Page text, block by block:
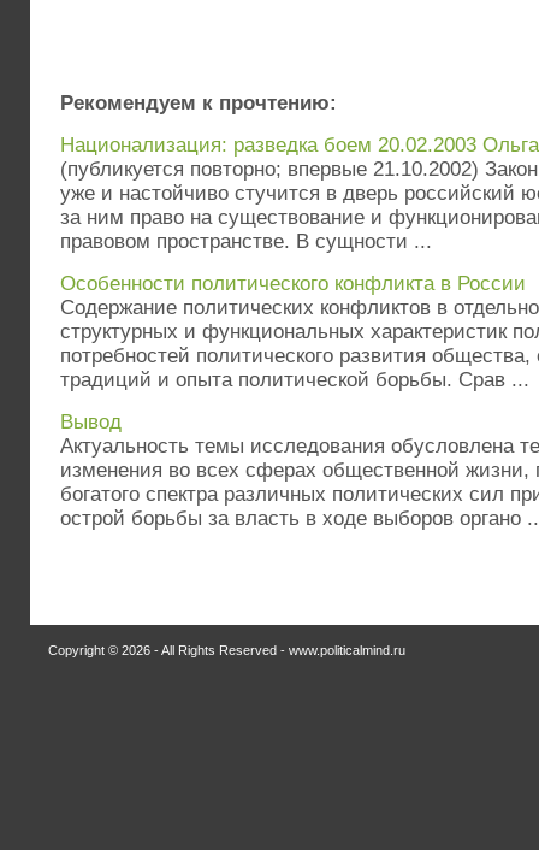
Рекомендуем к прочтению:
Национализация: разведка боем 20.02.2003
(публикуется повторно; впервые 21.10.2002)
уже и настойчиво стучится в дверь российский
за ним право на существование и
правовом пространстве. В сущности ...
Особенности политического конфликта в России
Содержание политических конфликтов в
структурных и функциональных характеристик
потребностей политического развития
традиций и опыта политической борьбы. Срав ...
Вывод
Актуальность темы исследования обусловлена
изменения во всех сферах общественной жизни,
богатого спектра различных политических сил
острой борьбы за власть в ходе выборов органо
Copyright © 2026 - All Rights Reserved - www.politicalmind.ru